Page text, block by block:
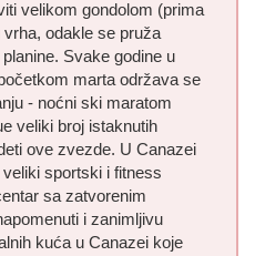
velikom gondolom (prima
odakle se pruža
Svake godine u
marta održava se
- noćni ski maratom
veliki broj istaknutih
ove zvezde. U Canazei
sportski i fitness
sa zatvorenim
i zanimljivu
kuća u Canazei koje